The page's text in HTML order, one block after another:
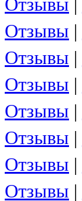
Отзывы |
Отзывы |
Отзывы |
Отзывы |
Отзывы |
Отзывы |
Отзывы |
Отзывы |